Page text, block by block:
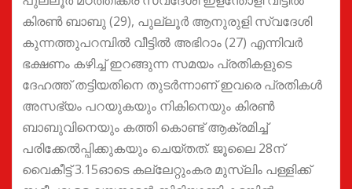
കിരൺ ബാബു (29), പുല്ലൂർ ആനുരുളി സ്വദേശി
കുന്നത്തുപറമ്പിൽ വീട്ടിൽ അഭിറാം (27) എന്നിവർ
ഭക്ഷണം കഴിച്ച് ഇറങ്ങുന്ന സമയം പ്രതികളുടെ
ദേഹത്ത് തട്ടിയതിനെ തുടർന്നാണ് ഇവരെ പ്രതികൾ
അസഭ്യം പറയുകയും നികിനെയും കിരൺ
ബാബുവിനെയും കത്തി കൊണ്ട് ആക്രമിച്ച്
പരിക്കേൽപ്പിക്കുകയും ചെയ്തത്. ജൂലൈ 28ന്
വൈകീട്ട് 3.15ഓടെ കല്ലേറ്റുംകര മുസ്ലിം പള്ളിക്ക്